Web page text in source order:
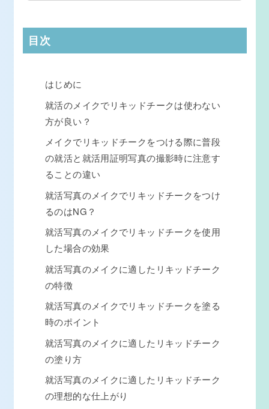
目次
はじめに
就活のメイクでリキッドチークは使わない
方が良い？
メイクでリキッドチークをつける際に普段
の就活と就活用証明写真の撮影時に注意す
ることの違い
就活写真のメイクでリキッドチークをつけ
るのはNG？
就活写真のメイクでリキッドチークを使用
した場合の効果
就活写真のメイクに適したリキッドチーク
の特徴
就活写真のメイクでリキッドチークを塗る
時のポイント
就活写真のメイクに適したリキッドチーク
の塗り方
就活写真のメイクに適したリキッドチーク
の理想的な仕上がり